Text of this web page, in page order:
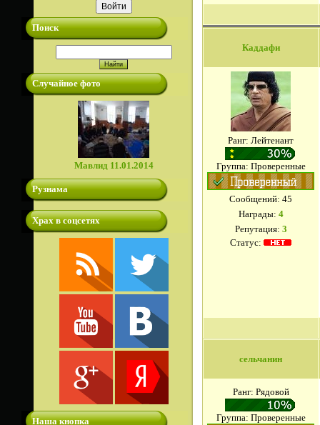
Поиск
Случайное фото
Мавлид 11.01.2014
Рузнама
Храх в соцсетях
Наша кнопка
Каддафи
Ранг: Лейтенант
Группа: Проверенные
Сообщений: 45
Награды: 4
Репутация: 3
Статус:
сельчанин
Ранг: Рядовой
Группа: Проверенные